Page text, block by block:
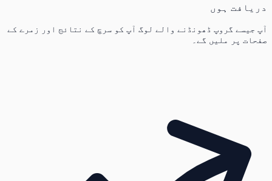
دریافت ہوں
آپ جیسے گروپ ڈھونڈنے والے لوگ آپ کو سرچ کے نتائج اور زمرے کے
صفحات پر ملیں گے۔